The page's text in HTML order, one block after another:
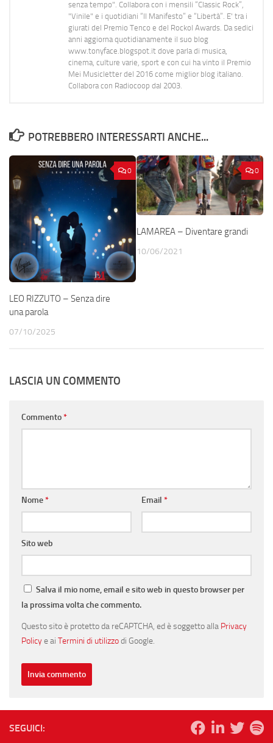
senza tempo". Collabora con i mensili “Classic Rock”,
"Vinile" e i quotidiani “Il Manifesto” e “Libertà”. E' tra i
giurati del Premio Tenco e del Rockol Awards. Da sedici
anni aggiorna quotidianamente il suo blog
www.tonyface.blogspot.it dove parla di musica,
cinema, culture varie, sport e con cui ha vinto il Premio
Mei Musicletter del 2016 come miglior blog italiano.
Collabora con Radiocoop dal 2003.
POTREBBERO INTERESSARTI ANCHE...
0
LEO RIZZUTO – Senza dire
una parola
07/10/2025
0
LAMAREA – Diventare grandi
10/06/2021
LASCIA UN COMMENTO
Commento*
Nome* Email *
Sito web
Salva il mio nome, email e sito web in questo browser per
la prossima volta che commento.
Questo sito è protetto da reCAPTCHA, ed è soggetto alla Privacy
Policye ai Termini di utilizzodi Google.
SEGUICI: